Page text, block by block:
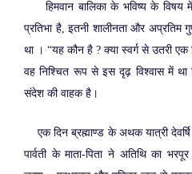
हिमवान बालिका के भविष्य के विषय
प्रतिभा है, इतनी शालीनता और अप्रतिम
था । “यह कौन है ? क्या स्वर्ग से उतरी एक
वह निश्चित रूप से इस दृढ़ विश्वास में था
संदेश की वाहक है।
एक दिन ब्रह्माण्ड के अथक यात्री
पार्वती के माता-पिता ने अतिथि का